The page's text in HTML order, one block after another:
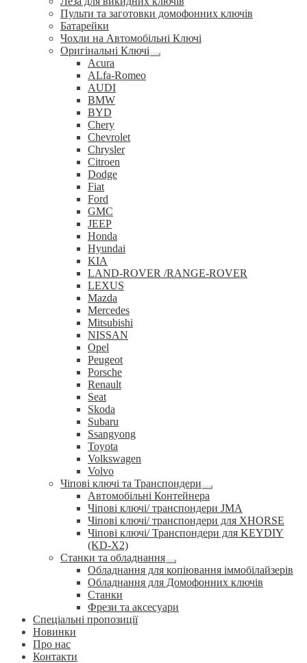
Пульти та заготовки домофонних ключів
Батарейки
Чохли на Автомобільні Ключі
Оригінальні Ключі
Розгорнуте
Acura
ALfa-Romeo
AUDI
BMW
BYD
Chery
Chevrolet
Chrysler
Citroen
Dodge
Fiat
Ford
GMC
JEEP
Honda
Hyundai
KIA
LAND-ROVER /RANGE-ROVER
LEXUS
Mazda
Mercedes
Mitsubishi
NISSAN
Opel
Peugeot
Porsche
Renault
Seat
Skoda
Subaru
Ssangyong
Toyota
Volkswagen
Volvo
Чіпові ключі та Транспондери
Розгорнуте
вкладене
меню
Автомобільні Контейнера
Чіпові ключі/ транспондери JMA
Чіпові ключі/ транспондери для XHORSE
Чіпові ключі/ Транспондери для KEYDIY
(KD-X2)
Станки та обладнання
Розгорнуте
вкладене
меню
Обладнання для копіювання іммобілайзерів
Обладнання для Домофонних ключів
Станки
Фрези та аксесуари
Спеціальні пропозиції
Новинки
Про нас
Контакти